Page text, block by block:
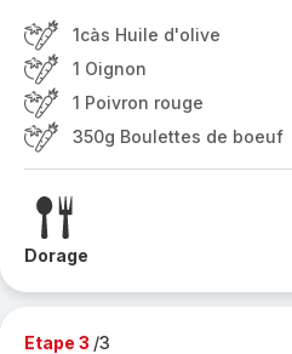
1càs Huile d'olive
1 Oignon
1 Poivron rouge
350g Boulettes de boeuf
Dorage
Etape 3 /3